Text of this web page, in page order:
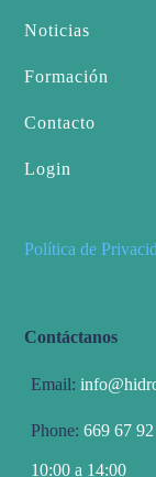
Noticias
Formación
Contacto
Login
Política de
Contáctanos
Email:
Phone:669 67
10:00 a 14:00